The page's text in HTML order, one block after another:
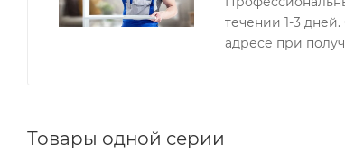
течении 1-3
адресе при
Товары одной серии